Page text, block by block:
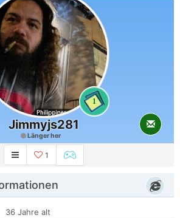
1
Jimmyjs281
Länger her
1
36 Jahre alt